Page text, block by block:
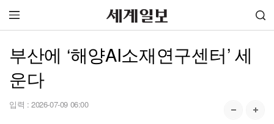
부산에 ‘해양AI소재연구센터’ 세
운다
입력 : 2026-07-09 06:00